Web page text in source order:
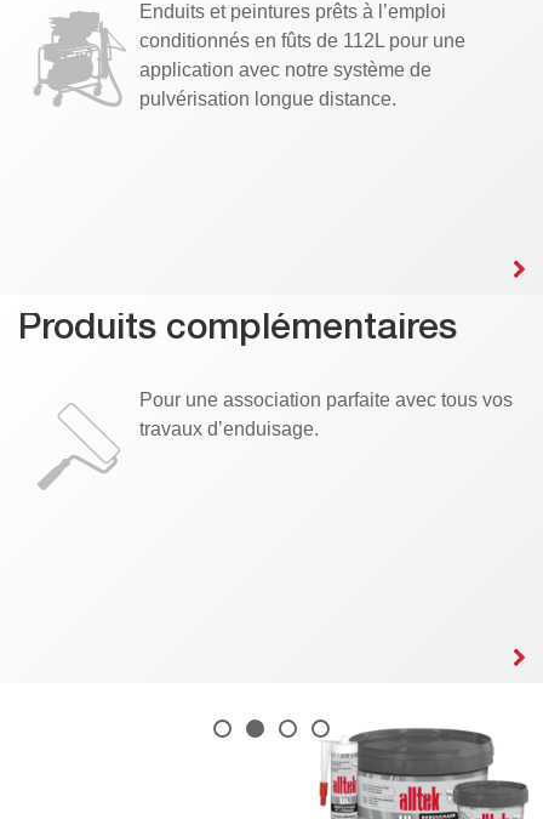
Enduits et peintures prêts à l’emploi
conditionnés en fûts de 112L pour une
application avec notre système de
pulvérisation longue distance.
Produits complémentaires
Pour une association parfaite avec tous vos
travaux d’enduisage.